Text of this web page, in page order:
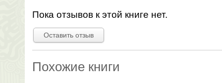
Пока отзывов к этой книге нет.
Оставить отзыв
Похожие книги